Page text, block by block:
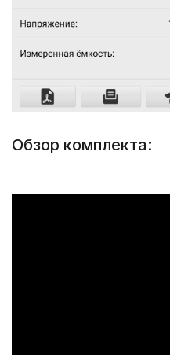
Обзор комплекта: